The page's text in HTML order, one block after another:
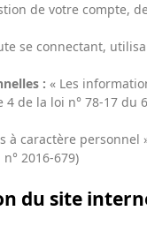
de votre compte,
se connectant,
: « Les
4 de la loi n° 78-17 du
à caractère
n° 2016-679)
du site